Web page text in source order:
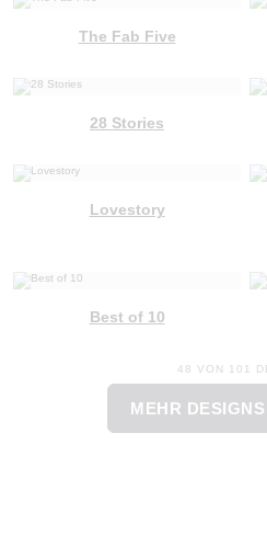
The Fab Five
28 Stories
Lovestory
Best of 10
48 VON 101
MEHR